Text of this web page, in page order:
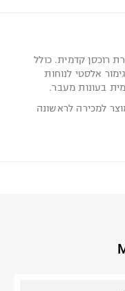
רוכסן קדמית. כולל
אלסטי לנוחות
בעונות מעבר.
למכירה לראשונה